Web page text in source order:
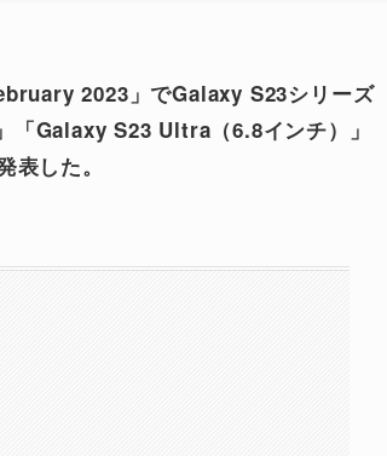
2023」でGalaxy S23シリーズ
「Galaxy S23 Ultra（6.8インチ）」
した。